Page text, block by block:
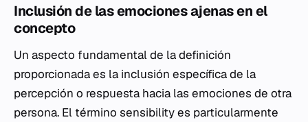
Inclusión de las emociones ajenas en el
concepto
Un aspecto fundamental de la definición
proporcionada es la inclusión específica de la
percepción o respuesta hacia las emociones de otra
persona. El término sensibilityes particularmente